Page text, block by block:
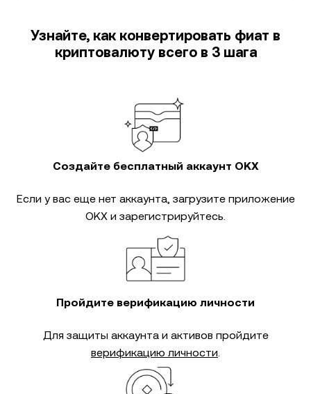
Узнайте, как конвертировать фиат в
криптовалюту всего в 3 шага
Создайте бесплатный аккаунт OKX
Если у вас еще нет аккаунта, загрузите приложение
OKX и зарегистрируйтесь.
Пройдите верификацию личности
Для защиты аккаунта и активов пройдите
верификацию личности.